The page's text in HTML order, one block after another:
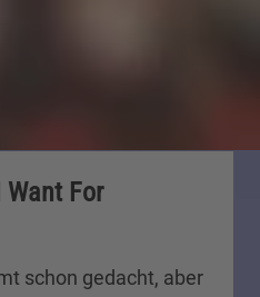
For
schon gedacht, aber